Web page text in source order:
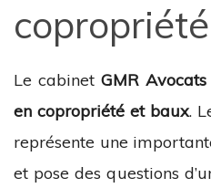
Le cabinet GMR Avocats
en copropriété et baux.
représente une
et pose des questions